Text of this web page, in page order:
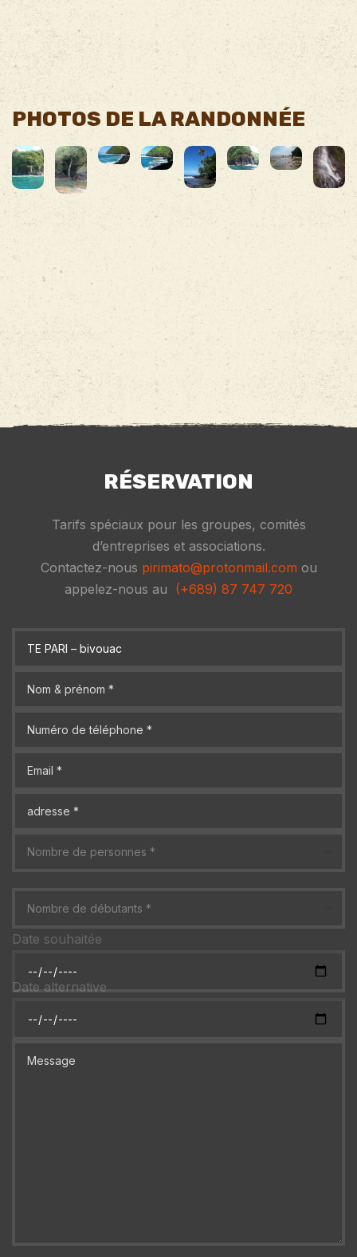
PHOTOS DE LA RANDONNÉE
RÉSERVATION
Tarifs spéciaux pour les groupes, comités
d’entreprises et associations.
Contactez-nous pirimato@protonmail.com ou
appelez-nous au (+689) 87 747 720
Date souhaitée
Date alternative